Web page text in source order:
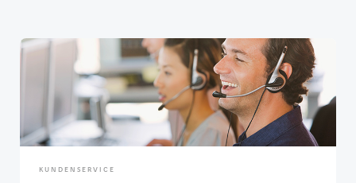
KUNDENSERVICE